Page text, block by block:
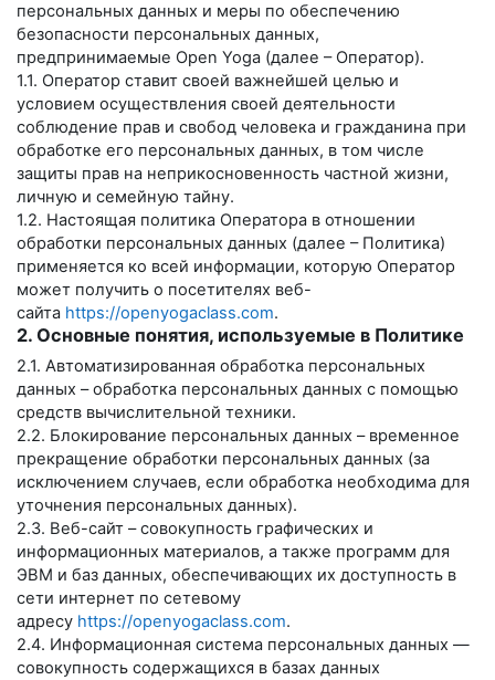
персональных данных и меры по обеспечению
безопасности персональных данных,
предпринимаемые Open Yoga (далее – Оператор).
1.1. Оператор ставит своей важнейшей целью и
условием осуществления своей деятельности
соблюдение прав и свобод человека и гражданина при
обработке его персональных данных, в том числе
защиты прав на неприкосновенность частной жизни,
личную и семейную тайну.
1.2. Настоящая политика Оператора в отношении
обработки персональных данных (далее – Политика)
применяется ко всей информации, которую Оператор
может получить о посетителях веб-
сайта https://openyogaclass.com.
2. Основные понятия, используемые в Политике
2.1. Автоматизированная обработка персональных
данных – обработка персональных данных с помощью
средств вычислительной техники.
2.2. Блокирование персональных данных – временное
прекращение обработки персональных данных (за
исключением случаев, если обработка необходима для
уточнения персональных данных).
2.3. Веб-сайт – совокупность графических и
информационных материалов, а также программ для
ЭВМ и баз данных, обеспечивающих их доступность в
сети интернет по сетевому
адресу https://openyogaclass.com.
2.4. Информационная система персональных данных —
совокупность содержащихся в базах данных